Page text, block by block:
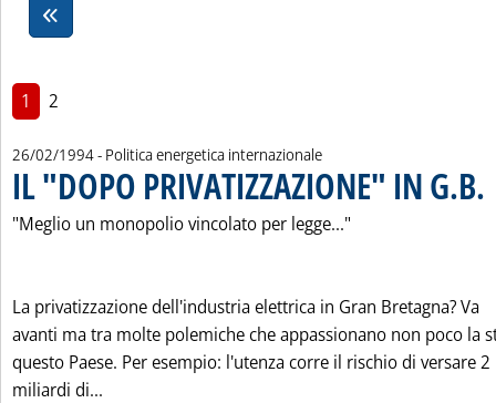
1 2
26/02/1994- Politica energetica internazionale
IL "DOPO PRIVATIZZAZIONE" IN G.B.
"Meglio un monopolio vincolato per legge..."
La privatizzazione dell'industria elettrica in Gran Bretagna? Va
avanti ma tra molte polemiche che appassionano non poco la
questo Paese. Per esempio: l'utenza corre il rischio di versare 2
miliardi di...